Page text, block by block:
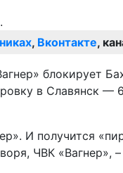
, Вконтакте,
блокирует
в Славянск —
И получится
ЧВК «Вагнер»,